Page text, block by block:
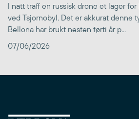
I natt traff en russisk drone et lager
ved Tsjornobyl. Det er akkurat denne
Bellona har brukt nesten førti år p...
07/06/2026